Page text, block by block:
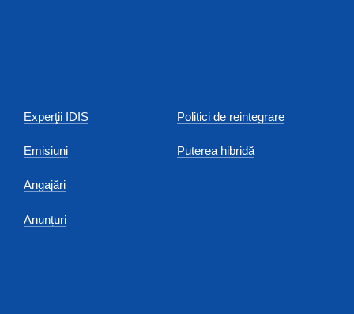
Experţii IDIS
Emisiuni
Angajări
Anunțuri
Politici de reintegrare
Puterea hibridă